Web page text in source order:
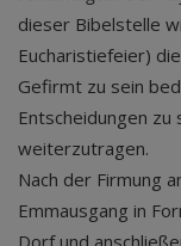
dieser Bibelstelle
Eucharistiefeier)
Gefirmt zu sein
Entscheidungen
weiterzutragen.
Nach der Firmung
Emmausgang in
Dorf und